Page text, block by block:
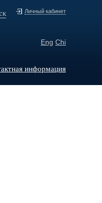
Личный кабинет
Eng Chi
информация